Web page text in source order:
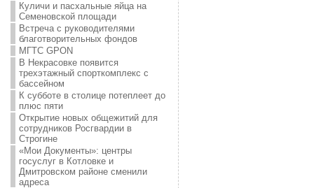
Куличи и пасхальные яйца на
Семеновской площади
Встреча с руководителями
благотворительных фондов
МГТС GPON
В Некрасовке появится
трехэтажный спорткомплекс с
бассейном
К субботе в столице потеплеет до
плюс пяти
Открытие новых общежитий для
сотрудников Росгвардии в
Строгине
«Мои Документы»: центры
госуслуг в Котловке и
Дмитровском районе сменили
адреса